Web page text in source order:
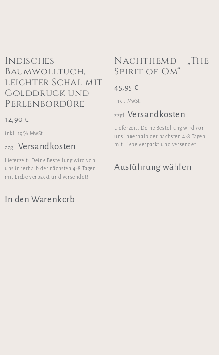
Indisches
Baumwolltuch,
leichter Schal mit
Golddruck und
Perlenbordüre
12,90 €
inkl. 19 % MwSt.
zzgl. Versandkosten
Lieferzeit: Deine Bestellung wird von
uns innerhalb der nächsten 4-8 Tagen
mit Liebe verpackt und versendet!
In den Warenkorb
Nachthemd – „The
Spirit of Om“
45,95 €
inkl. MwSt.
zzgl. Versandkosten
Lieferzeit: Deine Bestellung wird von
uns innerhalb der nächsten 4-8 Tagen
mit Liebe verpackt und versendet!
Ausführung wählen